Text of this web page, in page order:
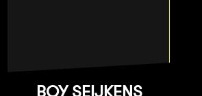
BOY SEIJKENS